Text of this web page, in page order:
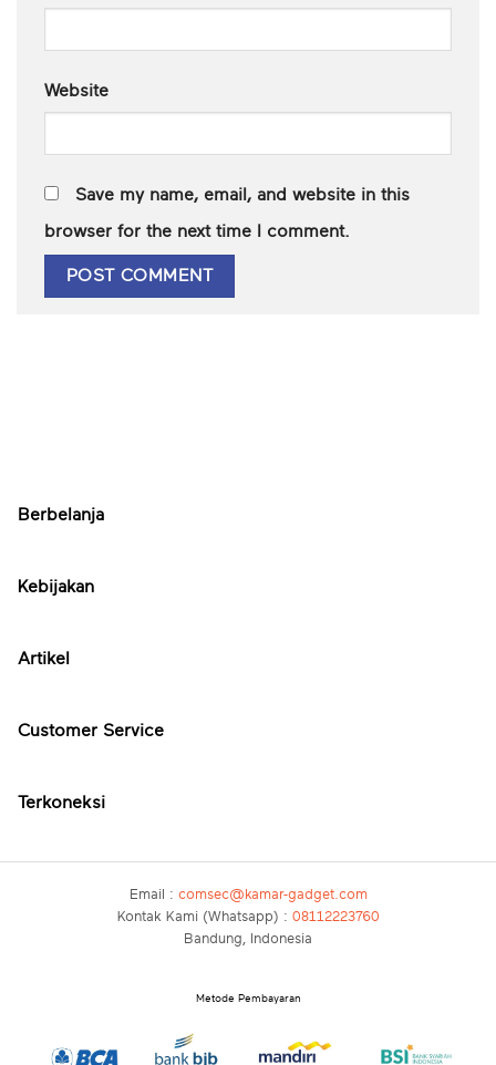
Website
Save my name, email, and website in this
browser for the next time I comment.
Berbelanja
Kebijakan
Artikel
Customer Service
Terkoneksi
Email : comsec@kamar-gadget.com
Kontak Kami (Whatsapp) : 08112223760
Bandung, Indonesia
Metode Pembayaran